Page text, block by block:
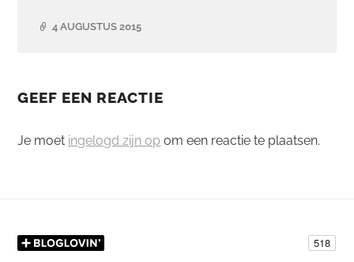
4 AUGUSTUS 2015
GEEF EEN REACTIE
Je moet ingelogd zijn op om een reactie te plaatsen.